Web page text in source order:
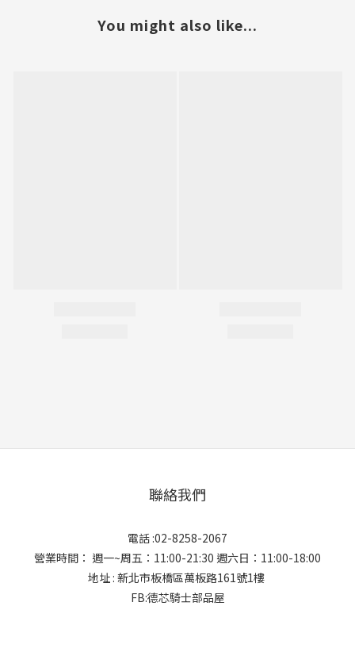
You might also like...
聯絡我們
電話 :02-8258-2067
營業時間： 週一~周五：11:00-21:30 週六日：11:00-18:00
地址 : 新北市板橋區萬板路161號1樓
FB:德芯騎士部品屋